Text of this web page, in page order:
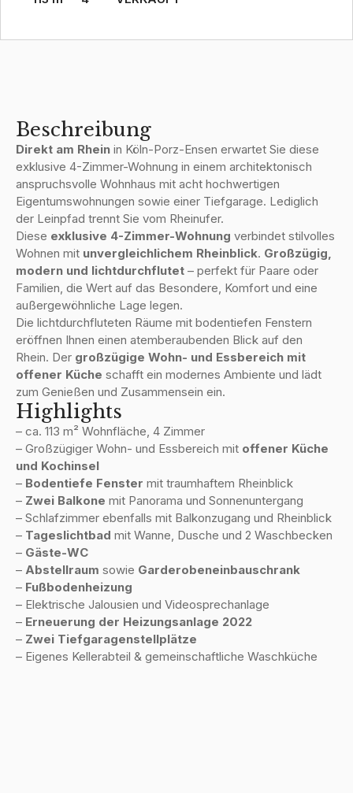
Beschreibung
Direkt am Rhein in Köln-Porz-Ensen erwartet Sie diese
exklusive 4-Zimmer-Wohnung in einem architektonisch
anspruchsvolle Wohnhaus mit acht hochwertigen
Eigentumswohnungen sowie einer Tiefgarage. Lediglich
der Leinpfad trennt Sie vom Rheinufer.
Diese exklusive 4-Zimmer-Wohnung verbindet stilvolles
Wohnen mit unvergleichlichem Rheinblick. Großzügig,
modern und lichtdurchflutet – perfekt für Paare oder
Familien, die Wert auf das Besondere, Komfort und eine
außergewöhnliche Lage legen.
Die lichtdurchfluteten Räume mit bodentiefen Fenstern
eröffnen Ihnen einen atemberaubenden Blick auf den
Rhein. Der großzügige Wohn- und Essbereich mit
offener Küche schafft ein modernes Ambiente und lädt
zum Genießen und Zusammensein ein.
Highlights
– ca. 113 m² Wohnfläche, 4 Zimmer
– Großzügiger Wohn- und Essbereich mit offener Küche
und Kochinsel
– Bodentiefe Fenster mit traumhaftem Rheinblick
– Zwei Balkone mit Panorama und Sonnenuntergang
– Schlafzimmer ebenfalls mit Balkonzugang und Rheinblick
– Tageslichtbad mit Wanne, Dusche und 2 Waschbecken
– Gäste-WC
– Abstellraum sowie Garderobeneinbauschrank
– Fußbodenheizung
– Elektrische Jalousien und Videosprechanlage
– Erneuerung der Heizungsanlage 2022
– Zwei Tiefgaragenstellplätze
– Eigenes Kellerabteil & gemeinschaftliche Waschküche